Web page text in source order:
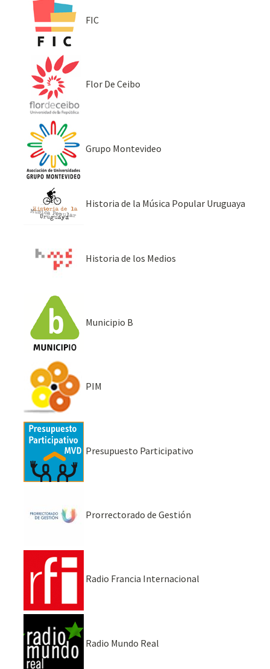
FIC
Flor De Ceibo
Grupo Montevideo
Historia de la Música Popular Uruguaya
Historia de los Medios
Municipio B
PIM
Presupuesto Participativo
Prorrectorado de Gestión
Radio Francia Internacional
Radio Mundo Real